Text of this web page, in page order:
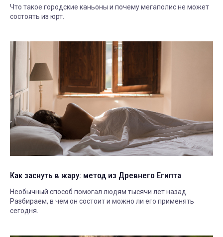
Что такое городские каньоны и почему мегаполис не может
состоять из юрт.
Как заснуть в жару: метод из Древнего Египта
Необычный способ помогал людям тысячи лет назад.
Разбираем, в чем он состоит и можно ли его применять
сегодня.